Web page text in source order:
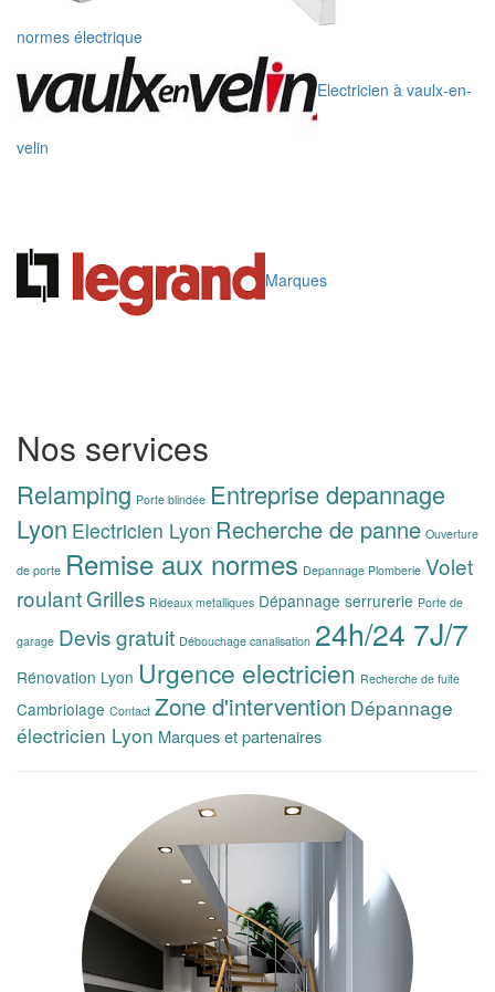
normes électrique
Electricien à vaulx-en-
velin
Marques
Nos services
Relamping Porte blindée Entreprise depannage
Lyon Electricien Lyon Recherche de panne Ouverture
de porte Remise aux normes Depannage Plomberie Volet
roulantGrilles Rideaux metalliques Dépannage serrurerie Porte de
garage Devis gratuit Débouchage canalisation 24h/24 7J/7
Rénovation Lyon Urgence electricien Recherche de fuite
Cambriolage Contact Zone d'intervention Dépannage
électricien Lyon Marques et partenaires